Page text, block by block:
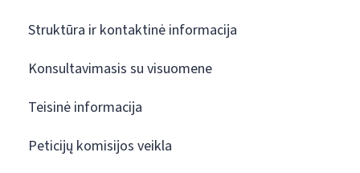
Struktūra ir kontaktinė informacija
Konsultavimasis su visuomene
Teisinė informacija
Peticijų komisijos veikla